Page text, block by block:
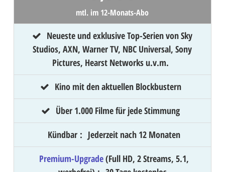
mtl. im 12-Monats-Abo
Neueste und exklusive Top-Serien von Sky
Studios, AXN, Warner TV, NBC Universal, Sony
Pictures, Hearst Networks u.v.m.
Kino mit den aktuellen Blockbustern
Über 1.000 Filme für jede Stimmung
Kündbar : Jederzeit nach 12 Monaten
Premium-Upgrade(Full HD, 2 Streams, 5.1,